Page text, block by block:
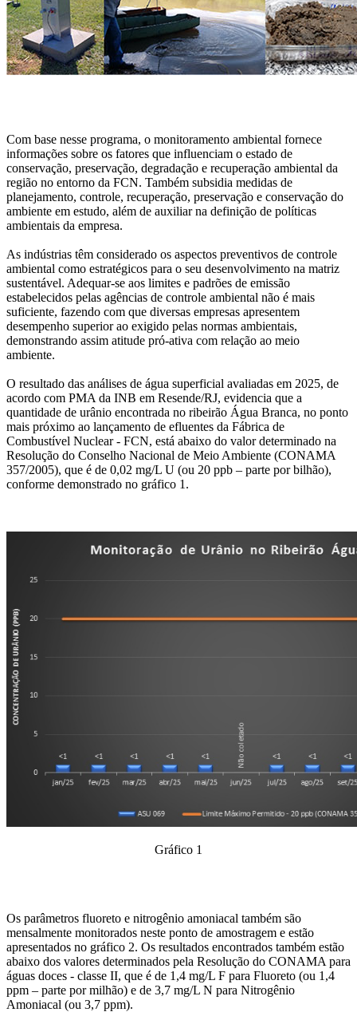
Com base nesse programa, o monitoramento ambiental fornece
informações sobre os fatores que influenciam o estado de
conservação, preservação, degradação e recuperação ambiental da
região no entorno da FCN. Também subsidia medidas de
planejamento, controle, recuperação, preservação e conservação do
ambiente em estudo, além de auxiliar na definição de políticas
ambientais da empresa.
As indústrias têm considerado os aspectos preventivos de controle
ambiental como estratégicos para o seu desenvolvimento na matriz
sustentável. Adequar-se aos limites e padrões de emissão
estabelecidos pelas agências de controle ambiental não é mais
suficiente, fazendo com que diversas empresas apresentem
desempenho superior ao exigido pelas normas ambientais,
demonstrando assim atitude pró-ativa com relação ao meio
ambiente.
O resultado das análises de água superficial avaliadas em 2025, de
acordo com PMA da INB em Resende/RJ, evidencia que a
quantidade de urânio encontrada no ribeirão Água Branca, no ponto
mais próximo ao lançamento de efluentes da Fábrica de
Combustível Nuclear - FCN, está abaixo do valor determinado na
Resolução do Conselho Nacional de Meio Ambiente (CONAMA
357/2005), que é de 0,02 mg/L U (ou 20 ppb – parte por bilhão),
conforme demonstrado no gráfico 1.
Gráfico 1
Os parâmetros fluoreto e nitrogênio amoniacal também são
mensalmente monitorados neste ponto de amostragem e estão
apresentados no gráfico 2. Os resultados encontrados também estão
abaixo dos valores determinados pela Resolução do CONAMA para
águas doces - classe II, que é de 1,4 mg/L F para Fluoreto (ou 1,4
ppm – parte por milhão) e de 3,7 mg/L N para Nitrogênio
Amoniacal (ou 3,7 ppm).